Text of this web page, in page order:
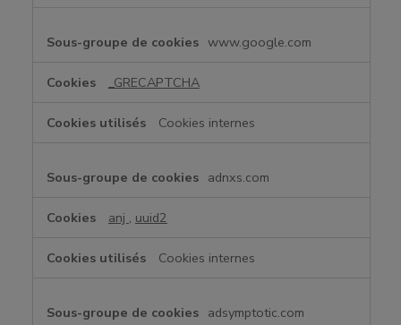
www.google.com
_GRECAPTCHA
Cookies internes
adnxs.com
anj , uuid2
Cookies internes
adsymptotic.com